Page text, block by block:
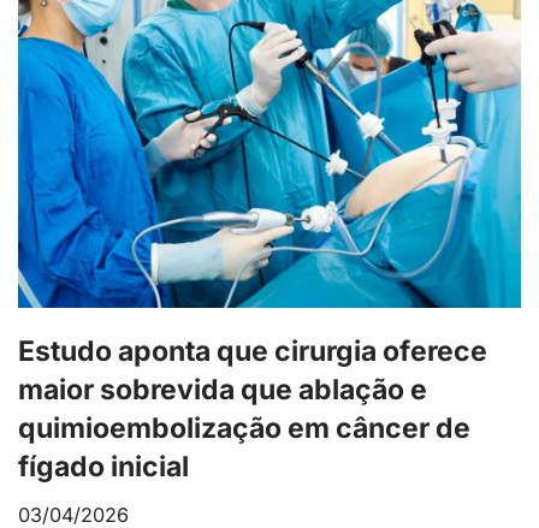
Estudo aponta que cirurgia oferece
maior sobrevida que ablação e
quimioembolização em câncer de
fígado inicial
03/04/2026